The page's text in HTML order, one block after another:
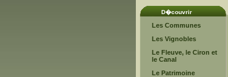
D�couvrir
Les Communes
Les Vignobles
Le Fleuve, le Ciron et
le Canal
Le Patrimoine